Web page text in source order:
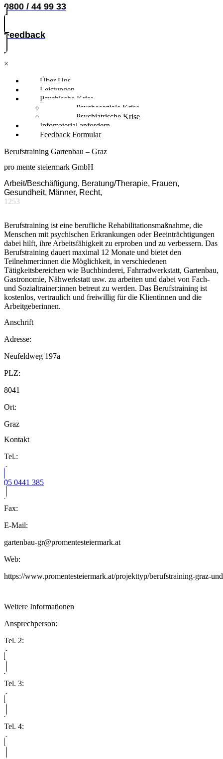
0800 / 44 99 33
Feedback
×
Über Uns
Leistungen
Psychische Krise
Psychosoziale Krise
Psychiatrische Krise
Infomaterial anfordern
Feedback Formular
Berufstraining Gartenbau – Graz
pro mente steiermark GmbH
Arbeit/Beschäftigung, Beratung/Therapie, Frauen,
Gesundheit, Männer, Recht,
1253
Berufstraining ist eine berufliche Rehabilitationsmaßnahme, die
Menschen mit psychischen Erkrankungen oder Beeinträchtigungen
dabei hilft, ihre Arbeitsfähigkeit zu erproben und zu verbessern. Das
Berufstraining dauert maximal 12 Monate und bietet den
Teilnehmer:innen die Möglichkeit, in verschiedenen
Tätigkeitsbereichen wie Buchbinderei, Fahrradwerkstatt, Gartenbau,
Gastronomie, Nähwerkstatt usw. zu arbeiten und dabei von Fach-
und Sozialtrainer:innen betreut zu werden. Das Berufstraining ist
kostenlos, vertraulich und freiwillig für die Klientinnen und die
Arbeitgeberinnen.
Anschrift
Adresse:
Neufeldweg 197a
PLZ:
8041
Ort:
Graz
Kontakt
Tel.:
05 0441 385
Fax:
E-Mail:
gartenbau-gr@promentesteiermark.at
Web:
https://www.promentesteiermark.at/projekttyp/berufstraining-graz-
Weitere Informationen
Ansprechperson:
Tel. 2:
Tel. 3:
Tel. 4: